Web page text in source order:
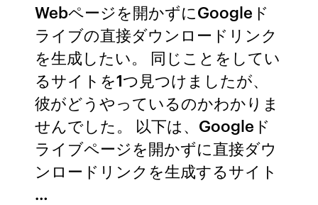
Webページを開かずにGoogleド
ライブの直接ダウンロードリンク
を生成したい。 同じことをしてい
るサイトを1つ見つけましたが、
彼がどうやっているのかわかりま
せんでした。 以下は、Googleド
ライブページを開かずに直接ダウ
ンロードリンクを生成するサイト
…